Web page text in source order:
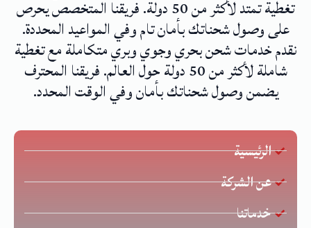
تغطية تمتد لأكثر من 50 دولة. فريقنا المتخصص يحرص
على وصول شحناتك بأمان تام وفي المواعيد المحددة.
نقدم خدمات شحن بحري وجوي وبري متكاملة مع تغطية
شاملة لأكثر من 50 دولة حول العالم. فريقنا المحترف
يضمن وصول شحناتك بأمان وفي الوقت المحدد.
الرئيسية
عن الشركة
خدماتنا